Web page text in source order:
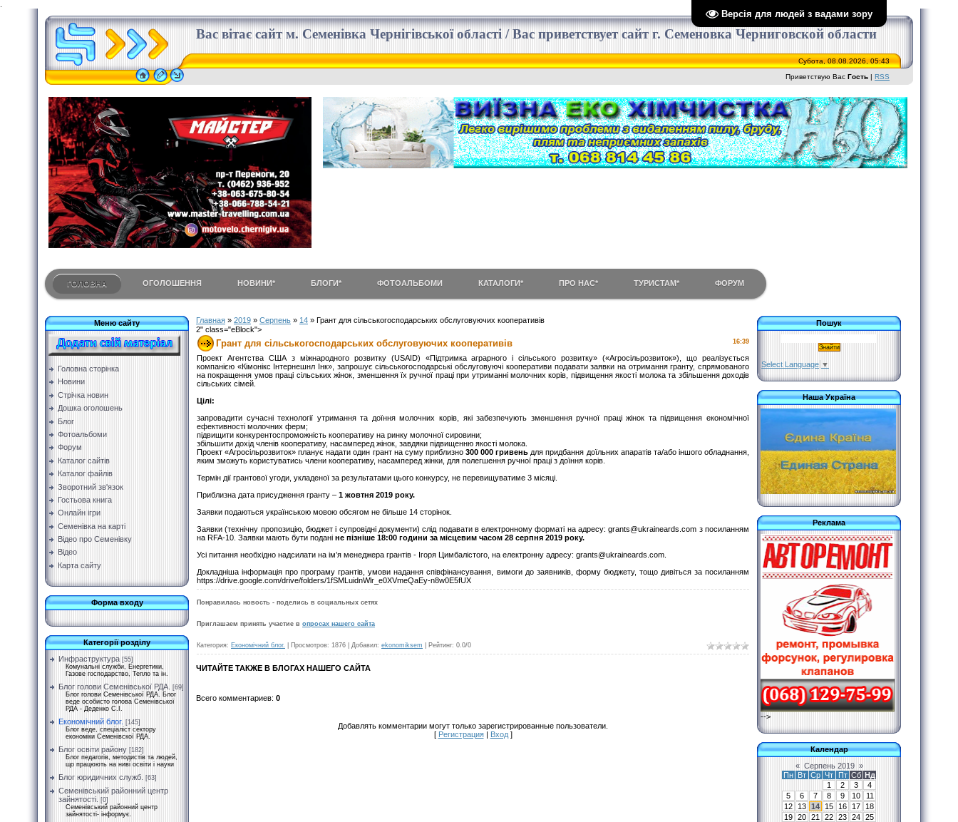
Версія для людей з вадами зору
Вас вітає сайт м. Семенівка Чернігівської області / Вас приветствует сайт г. Семеновка Черниговской области
Субота, 08.08.2026, 05:43
Приветствую Вас Гость | RSS
ГОЛОВНА ОГОЛОШЕННЯ НОВИНИ* БЛОГИ* ФОТОАЛЬБОМИ КАТАЛОГИ* ПРО НАС* ТУРИСТАМ* ФОРУМ
Меню сайту
Головна сторінка
Новини
Стрічка новин
Дошка оголошень
Блог
Фотоальбоми
Форум
Каталог сайтів
Каталог файлів
Зворотний зв'язок
Гостьова книга
Онлайн ігри
Семенівка на карті
Відео про Семенівку
Відео
Карта сайту
Форма входу
Категорії розділу
Инфраструктура [55]
Комунальні служби, Енергетики,
Газове господарство, Тепло та ін.
Блог голови Семенівської РДА.
[69]
Блог голови Семенівської РДА. Блог
веде особисто голова Семенівської
РДА - Деденко С.І.
Економічний блог. [145]
Блог веде, спеціаліст сектору
економіки Семенівскої РДА.
Блог освіти району [182]
Блог педагогів, методистів та людей,
що працюють на ниві освіти і науки
Блог юридичних служб. [63]
Семенівський районний центр
зайнятості.
[0]
Семенівський районний центр
зайнятості- інформує.
Главная » 2019 » Серпень » 14 » Грант для сільськогосподарських обслуговуючих кооперативів
2" class="eBlock">
16:39
Грант для сільськогосподарських обслуговуючих кооперативів
Проект Агентства США з міжнародного розвитку (USAID) «Підтримка аграрного і сільського розвитку» («Агросільрозвиток»), що реалізується
компанією «Кімонікс Інтернешнл Інк», запрошує сільськогосподарські обслуговуючі кооперативи подавати заявки на отримання гранту, спрямованого
на покращення умов праці сільських жінок, зменшення їх ручної праці при утриманні молочних корів, підвищення якості молока та збільшення доходів
сільських сімей.
Цілі:
запровадити сучасні технології утримання та доїння молочних корів, які забезпечують зменшення ручної праці жінок та підвищення економічної
ефективності молочних ферм;
підвищити конкурентоспроможність кооперативу на ринку молочної сировини;
збільшити дохід членів кооперативу, насамперед жінок, завдяки підвищенню якості молока.
Проект «Агросільрозвиток» планує надати один грант на суму приблизно 300 000 гривень для придбання доїльних апаратів та/або іншого обладнання,
яким зможуть користуватись члени кооперативу, насамперед жінки, для полегшення ручної праці з доїння корів.
Термін дії грантової угоди, укладеної за результатами цього конкурсу, не перевищуватиме 3 місяці.
Приблизна дата присудження гранту – 1 жовтня 2019 року.
Заявки подаються українською мовою обсягом не більше 14 сторінок.
Заявки (технічну пропозицію, бюджет і супровідні документи) слід подавати в електронному форматі на адресу: grants@ukraineards.com з посиланням
на RFA-10. Заявки мають бути подані не пізніше 18:00 години за місцевим часом 28 серпня 2019 року.
Усі питання необхідно надсилати на ім’я менеджера грантів - Ігоря Цимбалістого, на електронну адресу: grants@ukraineards.com.
Докладніша інформація про програму грантів, умови надання співфінансування, вимоги до заявників, форму бюджету, тощо дивіться за посиланням
https://drive.google.com/drive/folders/1fSMLuidnWlr_e0XVmeQaEy-n8w0E5fUX
Понравилась новость - поделись в социальных сетях
Приглашаем принять участие в опросах нашего сайта
Категория: Економічний блог. Просмотров: 1876 Добавил: ekonomiksem Рейтинг: 0.0/0
ЧИТАЙТЕ ТАКЖЕ В БЛОГАХ НАШЕГО САЙТА
Всего комментариев: 0
Добавлять комментарии могут только зарегистрированные пользователи.
[ Регистрация| Вход]
Пошук
Select Language ▼
Наша Україна
Реклама
-->
Календар
« Серпень 2019 »
Пн Вт Ср Чт Пт Сб Нд
1
2 3
4
5
6 7 8 9 10
11
12
13 14 15 16 17
18
19 20 21 22 23 24 25